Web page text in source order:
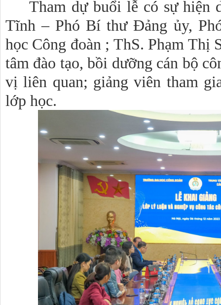
Tham dự buổi lễ có sự hiện
Tĩnh – Phó Bí thư Đảng ủy,
học Công đoàn ; ThS. Phạm Thị
tâm đào tạo, bồi dưỡng cán bộ
vị liên quan; giảng viên tham
lớp học.